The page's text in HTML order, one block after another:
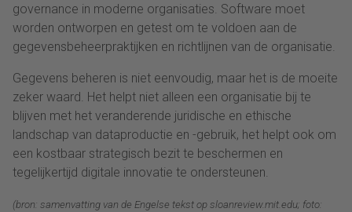
governance in moderne organisaties. Software moet
worden ontworpen en getest om te voldoen aan de
gegevensbeheerpraktijken en richtlijnen van de organisatie.
Gegevens beheren is niet eenvoudig, maar het is de moeite
zeker waard. Het helpt niet alleen een organisatie bij te
blijven met het veranderende juridische en ethische
landschap van dataproductie en -gebruik, het helpt ook om
een ​​kostbaar strategisch bezit te beschermen en
tegelijkertijd digitale innovatie te ondersteunen.
(bron: samenvatting van de Engelse tekst op sloanreview.mit.edu; foto: